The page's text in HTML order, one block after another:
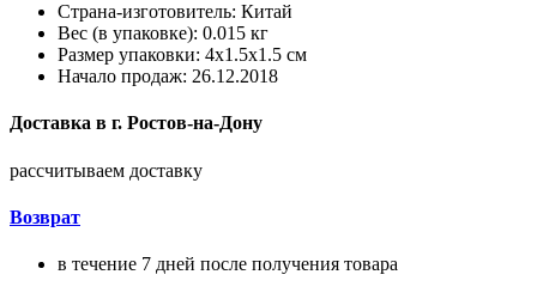
Страна-изготовитель: Китай
Вес (в упаковке): 0.015 кг
Размер упаковки: 4x1.5x1.5 см
Начало продаж: 26.12.2018
Доставка в г. Ростов-на-Дону
рассчитываем доставку
Возврат
в течение 7 дней после получения товара